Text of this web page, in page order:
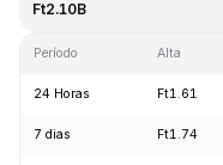
Ft2.10B
Período Alta
24 Horas Ft1.61
7 dias Ft1.74